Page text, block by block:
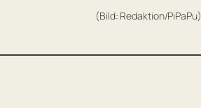
(Bild: Redaktion/PiPaPu)